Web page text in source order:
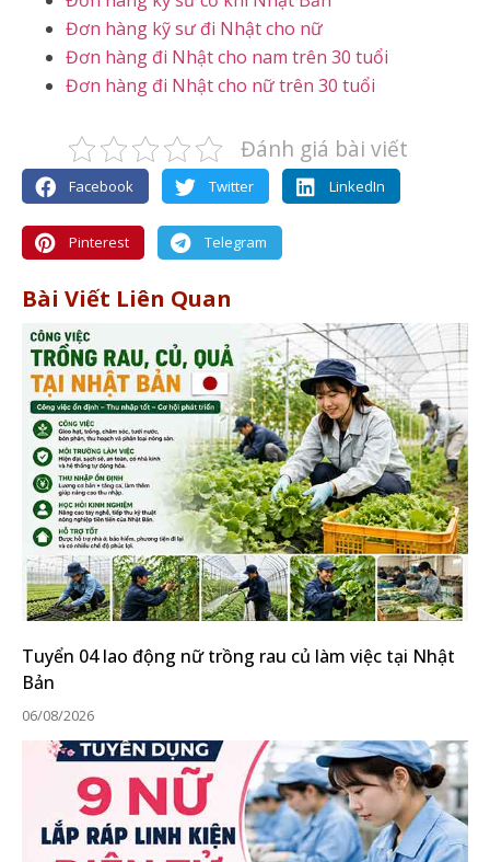
Đơn hàng kỹ sư đi Nhật cho nữ
Đơn hàng đi Nhật cho nam trên 30 tuổi
Đơn hàng đi Nhật cho nữ trên 30 tuổi
Đánh giá bài viết
Facebook Twitter LinkedIn
Pinterest Telegram
Bài Viết Liên Quan
Tuyển 04 lao động nữ trồng rau củ làm việc tại Nhật
Bản
06/08/2026